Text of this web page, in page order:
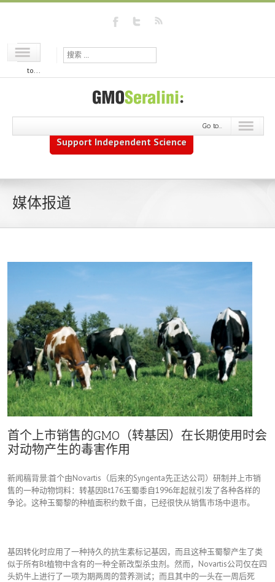
Go
to...
Support Independent Science
Go to...
媒体报道
首个上市销售的GMO（转基因）在长期使用时会
对动物产生的毒害作用
新闻稿背景:首个由Novartis（后来的Syngenta先正达公司）研制并上市销
售的一种动物饲料：转基因Bt176玉蜀黍自1996年起就引发了各种各样的
争论。这种玉蜀黎的种植面积约数千亩，已经很快从销售市场中退市。
基因转化时应用了一种持久的抗生素标记基因，而且这种玉蜀黎产生了类
似于所有Bt植物中含有的一种全新改型杀虫剂。然而，Novartis公司仅在四
头奶牛上进行了一项为期两周的营养测试；而且其中的一头在一周后死